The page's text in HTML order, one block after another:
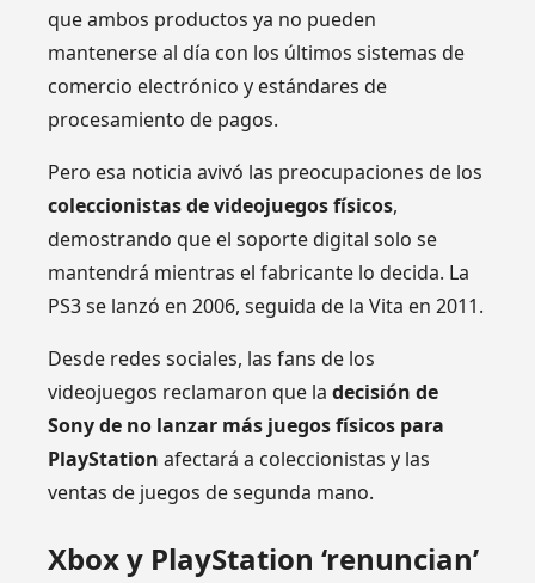
que ambos productos ya no pueden
mantenerse al día con los últimos sistemas de
comercio electrónico y estándares de
procesamiento de pagos.
Pero esa noticia avivó las preocupaciones de los
coleccionistas de videojuegos físicos,
demostrando que el soporte digital solo se
mantendrá mientras el fabricante lo decida. La
PS3 se lanzó en 2006, seguida de la Vita en 2011.
Desde redes sociales, las fans de los
videojuegos reclamaron que ladecisión de
Sony de no lanzar más juegos físicos para
PlayStation afectará a coleccionistas y las
ventas de juegos de segunda mano.
Xbox y PlayStation ‘renuncian’